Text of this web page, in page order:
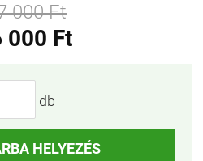
000 Ft
000 Ft
db
HELYEZÉS